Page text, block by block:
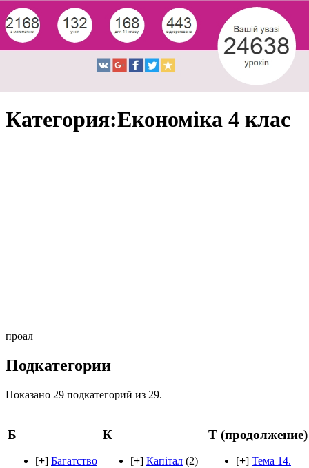
Категория:Економіка 4 клас
проал
Подкатегории
Показано 29 подкатегорий из 29.
Б
[+] Багатство
К
[+] Капітал (2)
Т (продолжение)
[+] Тема 14.